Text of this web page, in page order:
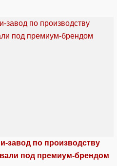
завод по производству
под премиум-брендом